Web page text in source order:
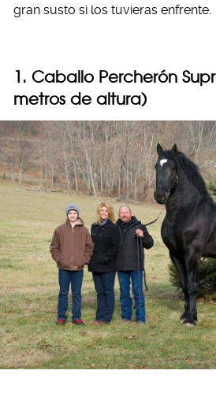
gran susto si los tuvieras enfrente.
1. Caballo Percherón
metros de altura)